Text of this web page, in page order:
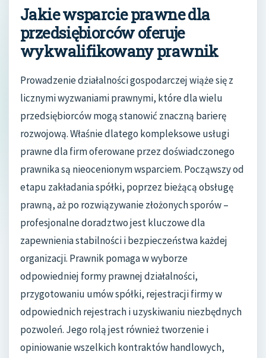
Jakie wsparcie prawne dla
przedsiębiorców oferuje
wykwalifikowany prawnik
Prowadzenie działalności gospodarczej wiąże się z
licznymi wyzwaniami prawnymi, które dla wielu
przedsiębiorców mogą stanowić znaczną barierę
rozwojową. Właśnie dlatego kompleksowe usługi
prawne dla firm oferowane przez doświadczonego
prawnika są nieocenionym wsparciem. Począwszy od
etapu zakładania spółki, poprzez bieżącą obsługę
prawną, aż po rozwiązywanie złożonych sporów –
profesjonalne doradztwo jest kluczowe dla
zapewnienia stabilności i bezpieczeństwa każdej
organizacji. Prawnik pomaga w wyborze
odpowiedniej formy prawnej działalności,
przygotowaniu umów spółki, rejestracji firmy w
odpowiednich rejestrach i uzyskiwaniu niezbędnych
pozwoleń. Jego rolą jest również tworzenie i
opiniowanie wszelkich kontraktów handlowych,